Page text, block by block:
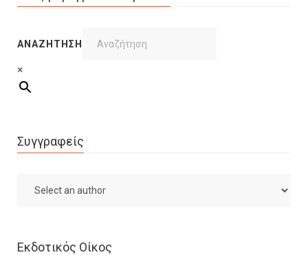
ΑΝΑΖΉΤΗΣΗ
×
Συγγραφείς
Εκδοτικός Οίκος